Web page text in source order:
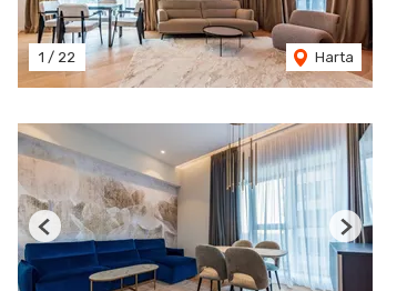
1 / 22 Harta
Previous Next